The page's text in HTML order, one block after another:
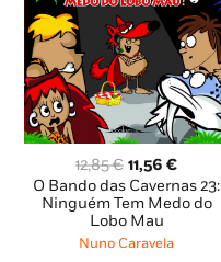
12,85€ O
preço
original
era:
12,85 €.
11,56€O
preço
atual
O Bando das Cavernas 23:
Ninguém Tem Medo do
Lobo Mau
Nuno Caravela